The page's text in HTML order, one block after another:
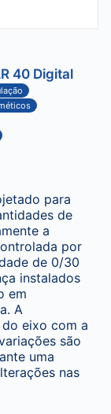
40 Digital
para
de
a
por
de 0/30
instalados
em
A
eixo com a
são
uma
nas